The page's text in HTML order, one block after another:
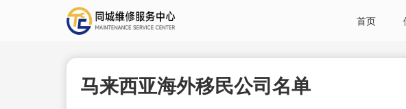
首页
马来西亚海外移民公司名单